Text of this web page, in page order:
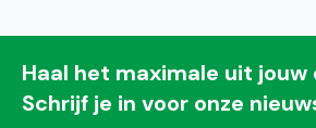
Haal het maximale uit jouw
Schrijf je in voor onze